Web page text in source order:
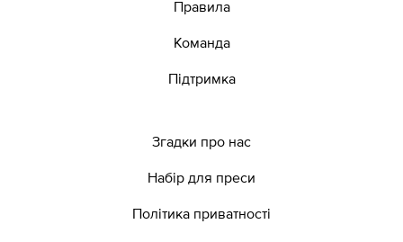
Правила
Команда
Підтримка
Згадки про нас
Набір для преси
Політика приватності